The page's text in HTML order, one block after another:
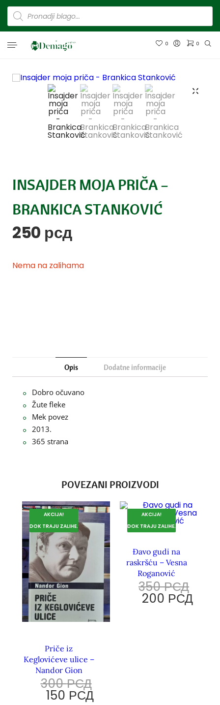
0 0
INSAJDER MOJA PRIČA –
BRANKICA STANKOVIĆ
250 рсд
Nema na zalihama
Opis Dodatne informacije
Dobro očuvano
Žute fleke
Mek povez
2013.
365 strana
POVEZANI PROIZVODI
AKCIJA!
DOK TRAJU ZALIHE.
Priče iz
Keglovićeve ulice –
Nandor Gion
300РСД
150 РСД
AKCIJA!
DOK TRAJU ZALIHE.
Đavo gudi na
raskršću – Vesna
Roganović
350РСД
200 РСД